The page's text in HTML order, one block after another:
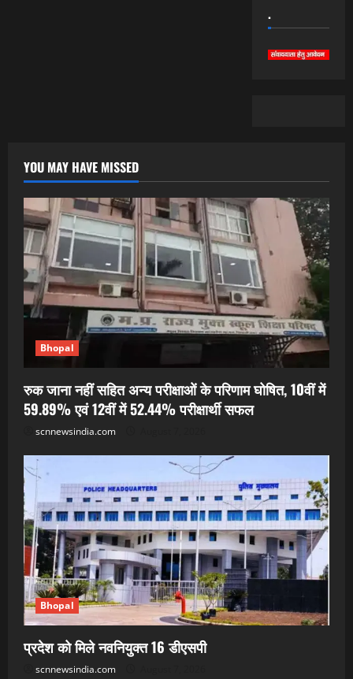
.
YOU MAY HAVE MISSED
Bhopal
रुक जाना नहीं सहित अन्य परीक्षाओं के परिणाम घोषित, 10वीं में
59.89% एवं 12वीं में 52.44% परीक्षार्थी सफल
scnnewsindia.com
Bhopal
प्रदेश को मिले नवनियुक्त 16 डीएसपी
scnnewsindia.com